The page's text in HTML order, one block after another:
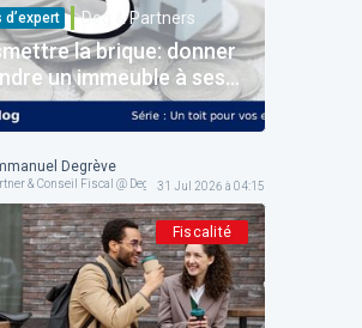
d’expert Deg & Partners
la brique: donner
un immeuble à ses
Degrève
& Conseil Fiscal @ Deg & Partners31 Jul 2026 à 04:15
Fiscalité